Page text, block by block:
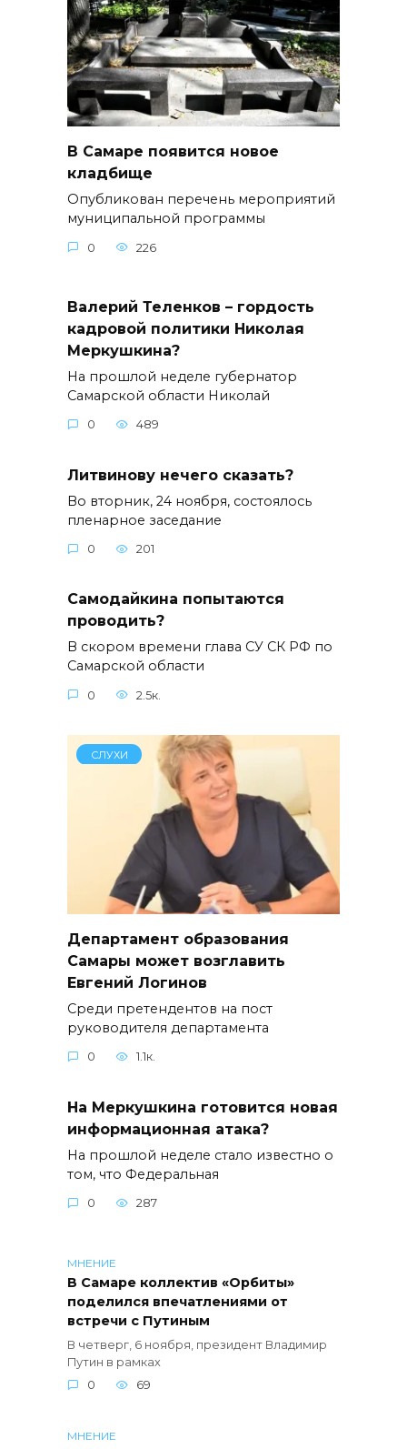
В Самаре появится новое
кладбище
Опубликован перечень мероприятий
муниципальной программы
0 226
Валерий Теленков – гордость
кадровой политики Николая
Меркушкина?
На прошлой неделе губернатор
Самарской области Николай
0 489
Литвинову нечего сказать?
Во вторник, 24 ноября, состоялось
пленарное заседание
0 201
Самодайкина попытаются
проводить?
В скором времени глава СУ СК РФ по
Самарской области
0 2.5к.
СЛУХИ
Департамент образования
Самары может возглавить
Евгений Логинов
Среди претендентов на пост
руководителя департамента
0 1.1к.
На Меркушкина готовится новая
информационная атака?
На прошлой неделе стало известно о
том, что Федеральная
0 287
МНЕНИЕ
В Самаре коллектив «Орбиты»
поделился впечатлениями от
встречи с Путиным
В четверг, 6 ноября, президент Владимир
Путин в рамках
0
69
МНЕНИЕ